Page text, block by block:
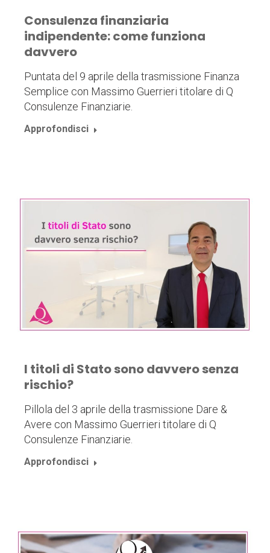
Consulenza finanziaria
indipendente: come funziona
davvero
Puntata del 9 aprile della trasmissione Finanza
Semplice con Massimo Guerrieri titolare di Q
Consulenze Finanziarie.
Approfondisci
I titoli di Stato sono davvero senza
rischio?
Pillola del 3 aprile della trasmissione Dare &
Avere con Massimo Guerrieri titolare di Q
Consulenze Finanziarie.
Approfondisci